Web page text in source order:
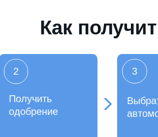
Как
3
Получить
одобрение
2